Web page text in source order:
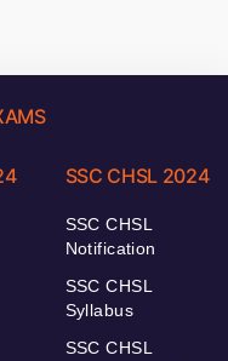
SSC CHSL 2024
SSC CHSL
Notification
SSC CHSL
Syllabus
SSC CHSL